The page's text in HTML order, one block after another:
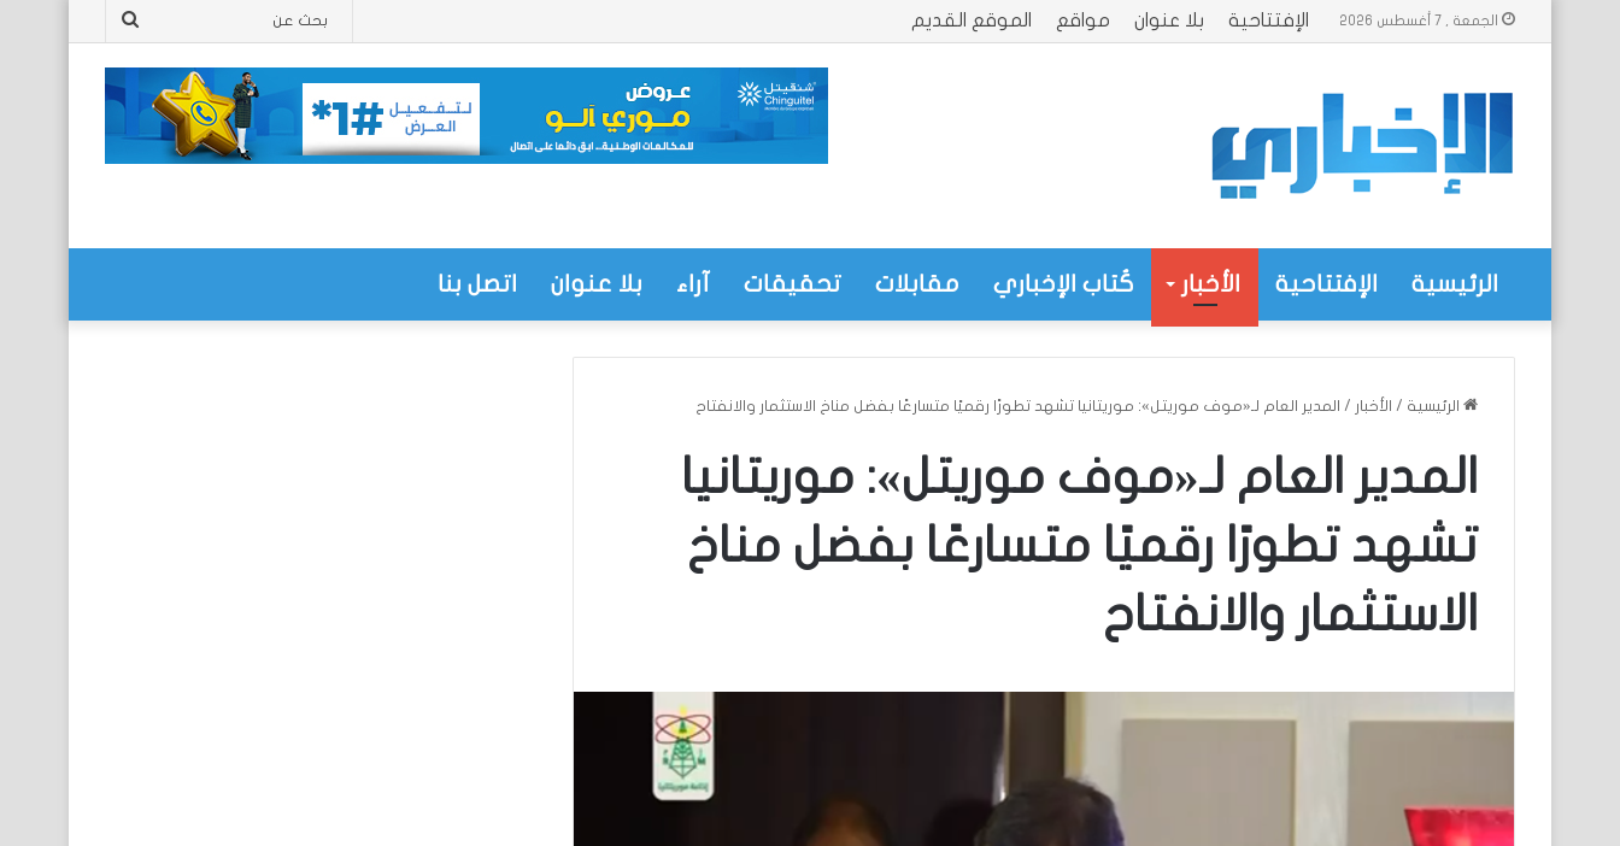
الجمعة , 7 أغسطس 2026 الإفتتاحية بلا عنوان مواقع الموقع القديم بحث
الرئيسية الإفتتاحية الأخبار كُتاب الإخباري مقابلات تحقيقات آراء بلا عنوان اتصل بنا
الرئيسية / الأخبار / المدير العام لـ«موف موريتل»: موريتانيا تشهد تطورًا رقميًا متسارعًا بفضل مناخ الاستثمار والانفتاح
المدير العام لـ«موف موريتل»: موريتانيا
تشهد تطورًا رقميًا متسارعًا بفضل مناخ
الاستثمار والانفتاح